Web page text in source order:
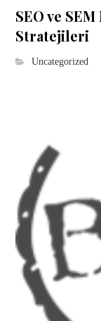
SEO ve
Stratejileri
Uncategorized